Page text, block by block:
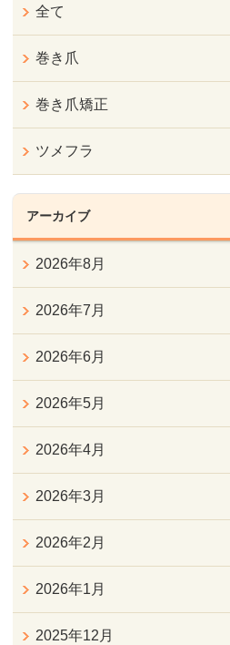
全て
巻き爪
巻き爪矯正
ツメフラ
アーカイブ
2026年8月
2026年7月
2026年6月
2026年5月
2026年4月
2026年3月
2026年2月
2026年1月
2025年12月